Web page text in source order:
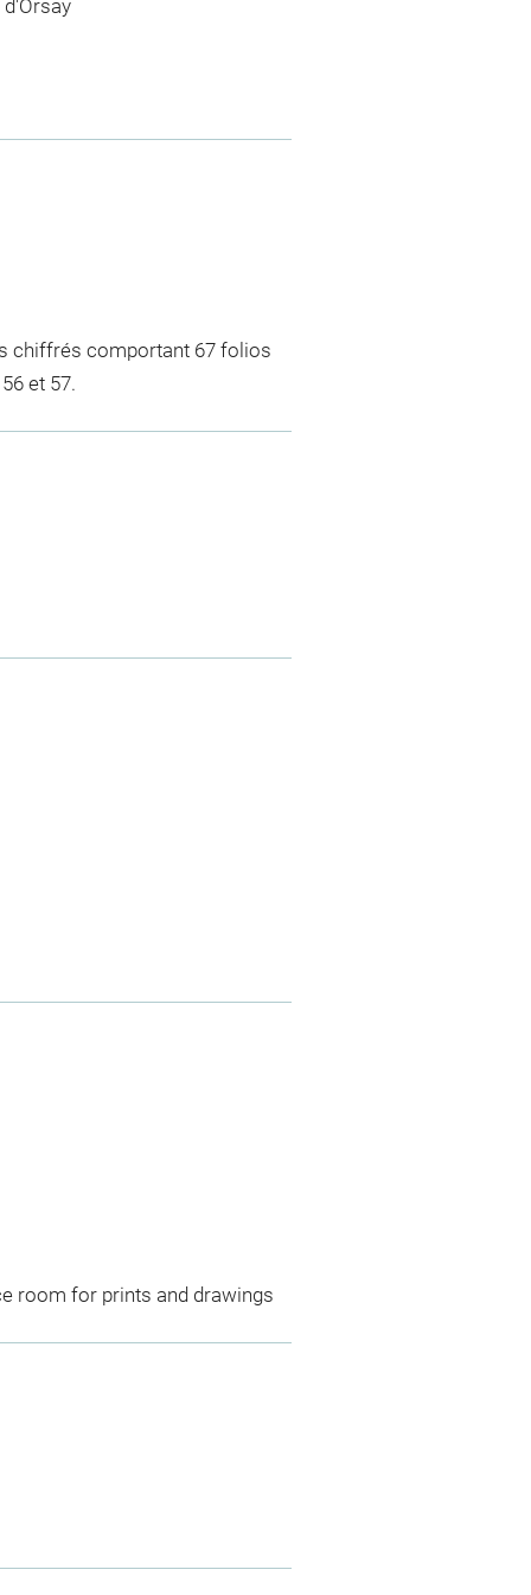
chiffrés comportant 67 folios
et 57.
room for prints and drawings